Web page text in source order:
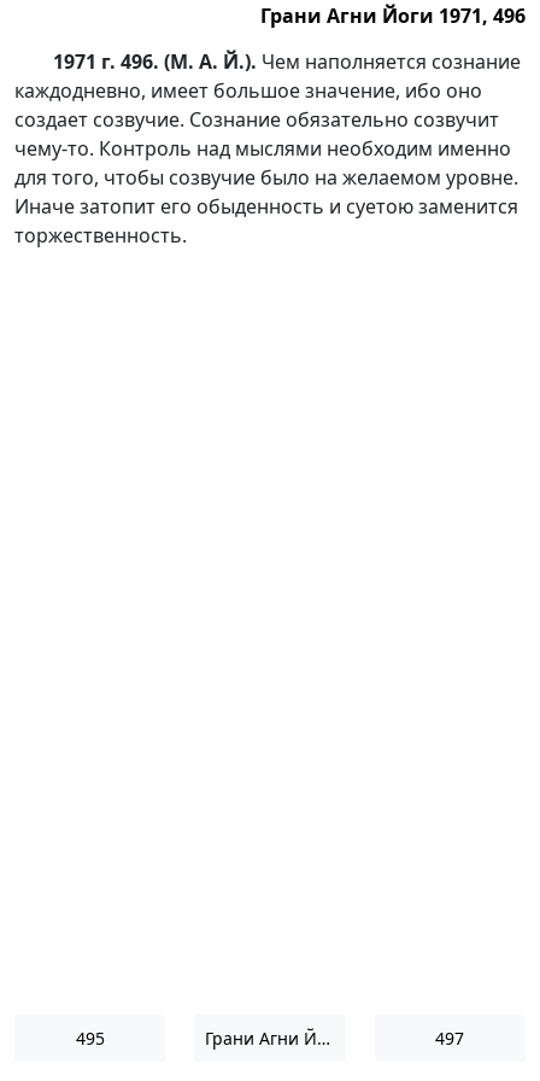
Грани Агни Йоги 1971, 496
1971 г. 496. (М. А. Й.). Чем наполняется сознание
каждодневно, имеет большое значение, ибо оно
создает созвучие. Сознание обязательно созвучит
чему-то. Контроль над мыслями необходим именно
для того, чтобы созвучие было на желаемом уровне.
Иначе затопит его обыденность и суетою заменится
торжественность.
495 Грани Агни Йоги 1971 497